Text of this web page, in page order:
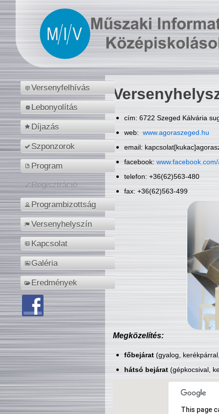
Versenyfelhívás
Lebonyolítás
Díjazás
Szponzorok
Program
Regisztráció
Programbizottság
Versenyhelyszín
Kapcsolat
Galéria
Eredmények
cím: 6722 Szeged Kálvária
web: www.agoraszeged.hu
email:
facebook:
telefon: +36(62)563-480
fax: +36(62)563-499
Megközelítés:
főbejárat(gyalog,
hátsó bejárat(gépkocsival,
This page